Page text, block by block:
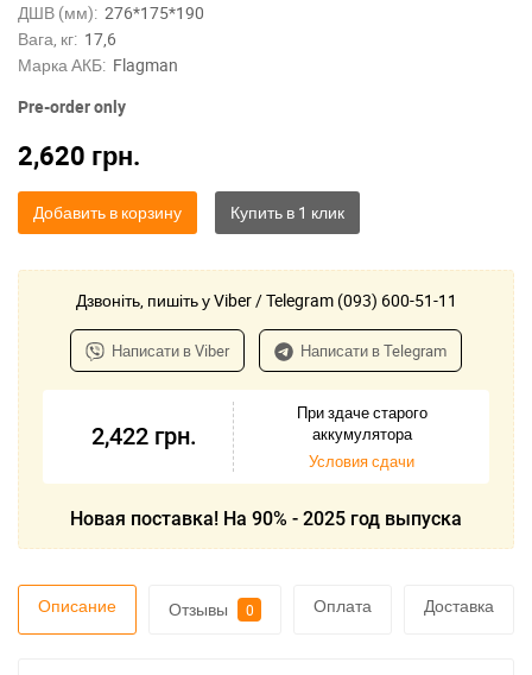
ДШВ (мм): 276*175*190
Вага, кг: 17,6
Марка АКБ: Flagman
Pre-order only
2,620 грн.
Добавить в корзину
Дзвоніть, пишіть у Viber / Telegram (093) 600-51-11
Написати в Viber Написати в Telegram
2,422 грн.
При здаче старого
аккумулятора
Условия сдачи
Новая поставка! На 90% - 2025 год выпуска
Описание Отзывы 0 Оплата Доставка